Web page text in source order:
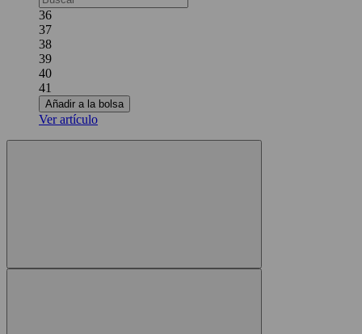
36
37
38
39
40
41
Añadir a la bolsa
Ver artículo